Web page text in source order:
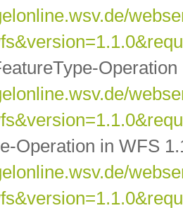
Operation in WFS